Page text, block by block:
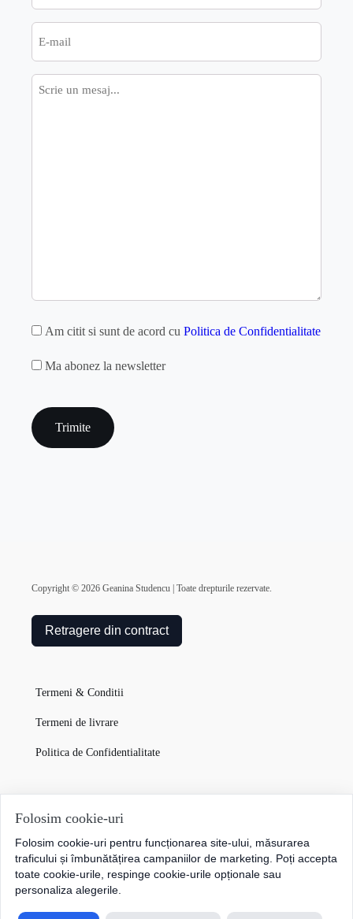
Mesaj
GDPR
Am citit si sunt de acord cu Politica de Confidentialitate
MAILCHIMP
Ma abonez la newsletter
Copyright © 2026 Geanina Studencu | Toate drepturile rezervate.
Retragere din contract
Termeni & Conditii
Termeni de livrare
Politica de Confidentialitate
Garanția Produselor
Cum plătesc
Folosim cookie-uri
Folosim cookie-uri pentru funcționarea site-ului, măsurarea
traficului și îmbunătățirea campaniilor de marketing. Poți accepta
toate cookie-urile, respinge cookie-urile opționale sau
personaliza alegerile.